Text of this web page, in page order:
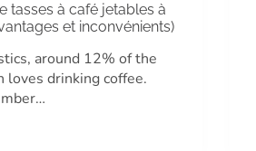
tasses à café jetables à
et inconvénients)
around 12% of the
loves drinking coffee.